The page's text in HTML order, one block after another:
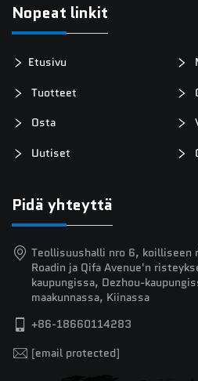
Nopeat linkit
Etusivu
Tuotteet
Osta
Uutiset
Pidä yhteyttä
Teollisuushalli nro 6, koilliseen
Roadin ja Qifa Avenue'n
kaupungissa, Dezhou-
maakunnassa, Kiinassa
+86-18660114283
[email protected]